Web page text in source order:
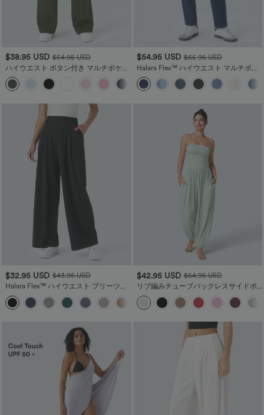
$38.95 USD $54.95 USD
ハイウエスト ボタン付き マルチポケッ
ト ストレートレッグ カジュアルパンツ
+23
$54.95 USD $65.95 USD
Halara Flex™ ハイウエスト マルチポケ
ット ストレートレッグ ウォッシュ加工
ストレッチニット カジュアルジーンズ
$32.95 USD $43.95 USD
Halara Flex™ ハイウエスト プリーツサ
イドポケット ワイドレッグ ワッフル ワ
ークパンツ
+21
$42.95 USD $54.95 USD
リブ編みチューブバックレスサイドポ
ケットカジュアルジャンプスーツ